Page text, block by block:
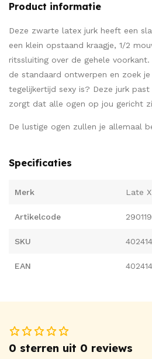
Product informatie
Deze zwarte latex jurk heeft een
een klein opstaand kraagje, 1/2
ritssluiting over de gehele
de standaard ontwerpen en zoek
tegelijkertijd sexy is? Deze jurk
zorgt dat alle ogen op jou gericht
De lustige ogen zullen je allemaal
Specificaties
Merk Late X
Artikelcode
SKU
EAN
0 sterren uit 0 reviews